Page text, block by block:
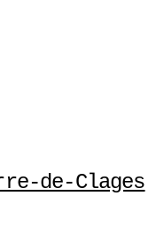
de-Clages